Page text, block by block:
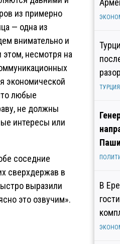
из примерно
— одна из
внимательно и
несмотря на
экономической
любые
не должны
интересы или
соседние
сверхдержав в
выразили
это озвучим».
ТУРЦИЯ
В